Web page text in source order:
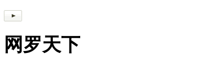
网罗天下